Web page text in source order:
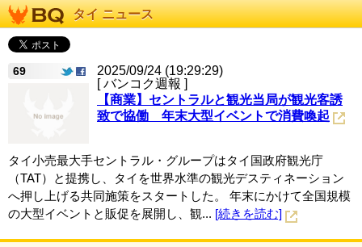
タイ ニュース
69
2025/09/24 (19:29:29)
[ バンコク週報 ]
【商業】セントラルと観光当局が観光客誘
致で協働 年末大型イベントで消費喚起
タイ小売最大手セントラル・グループはタイ国政府観光庁
（TAT）と提携し、タイを世界水準の観光デスティネーション
へ押し上げる共同施策をスタートした。 年末にかけて全国規模
の大型イベントと販促を展開し、観... [続きを読む]